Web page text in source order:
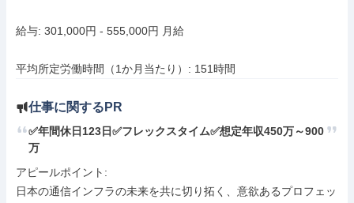
給与: 301,000円 - 555,000円 月給
平均所定労働時間（1か月当たり）: 151時間
仕事に関するPR
✅年間休日123日✅フレックスタイム✅想定年収450万～900
万
アピールポイント:
日本の通信インフラの未来を共に切り拓く、意欲あるプロフェッ